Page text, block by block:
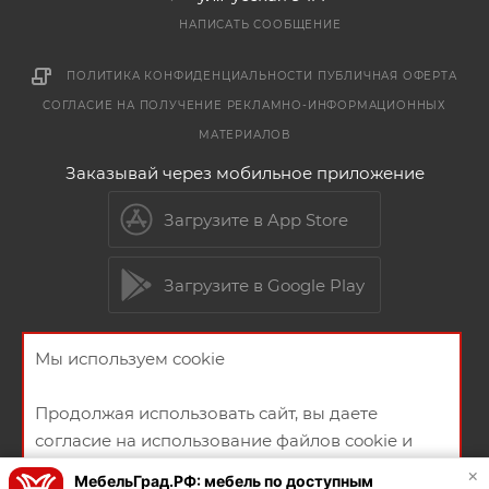
НАПИСАТЬ СООБЩЕНИЕ
ПОЛИТИКА КОНФИДЕНЦИАЛЬНОСТИ ПУБЛИЧНАЯ ОФЕРТА
СОГЛАСИЕ НА ПОЛУЧЕНИЕ РЕКЛАМНО-ИНФОРМАЦИОННЫХ
МАТЕРИАЛОВ
Заказывай через мобильное приложение
Загрузите в App Store
Загрузите в Google Play
Мы используем cookie
Продолжая использовать сайт, вы даете
согласие на использование файлов cookie и
политикой конфиденциальности
×
МебельГрад.РФ: мебель по доступным